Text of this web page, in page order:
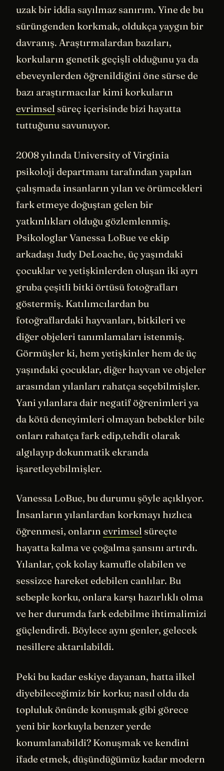
uzak bir iddia sayılmaz sanırım. Yine de bu
sürüngenden korkmak, oldukça yaygın bir
davranış. Araştırmalardan bazıları,
korkuların genetik geçişli olduğunu ya da
ebeveynlerden öğrenildiğini öne sürse de
bazı araştırmacılar kimi korkuların
evrimsel süreç içerisinde bizi hayatta
tuttuğunu savunuyor.
2008 yılında University of Virginia
psikoloji departmanı tarafından yapılan
çalışmada insanların yılan ve örümcekleri
fark etmeye doğuştan gelen bir
yatkınlıkları olduğu gözlemlenmiş.
Psikologlar Vanessa LoBue ve ekip
arkadaşı Judy DeLoache, üç yaşındaki
çocuklar ve yetişkinlerden oluşan iki ayrı
gruba çeşitli bitki örtüsü fotoğrafları
göstermiş. Katılımcılardan bu
fotoğraflardaki hayvanları, bitkileri ve
diğer objeleri tanımlamaları istenmiş.
Görmüşler ki, hem yetişkinler hem de üç
yaşındaki çocuklar, diğer hayvan ve objeler
arasından yılanları rahatça seçebilmişler.
Yani yılanlara dair negatif öğrenimleri ya
da kötü deneyimleri olmayan bebekler bile
onları rahatça fark edip,tehdit olarak
algılayıp dokunmatik ekranda
işaretleyebilmişler.
Vanessa LoBue, bu durumu şöyle açıklıyor.
İnsanların yılanlardan korkmayı hızlıca
öğrenmesi, onların evrimsel süreçte
hayatta kalma ve çoğalma şansını artırdı.
Yılanlar, çok kolay kamufle olabilen ve
sessizce hareket edebilen canlılar. Bu
sebeple korku, onlara karşı hazırlıklı olma
ve her durumda fark edebilme ihtimalimizi
güçlendirdi. Böylece aynı genler, gelecek
nesillere aktarılabildi.
Peki bu kadar eskiye dayanan, hatta ilkel
diyebileceğimiz bir korku; nasıl oldu da
topluluk önünde konuşmak gibi görece
yeni bir korkuyla benzer yerde
konumlanabildi? Konuşmak ve kendini
ifade etmek, düşündüğümüz kadar modern